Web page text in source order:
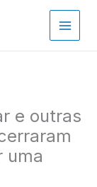
e outras
uma